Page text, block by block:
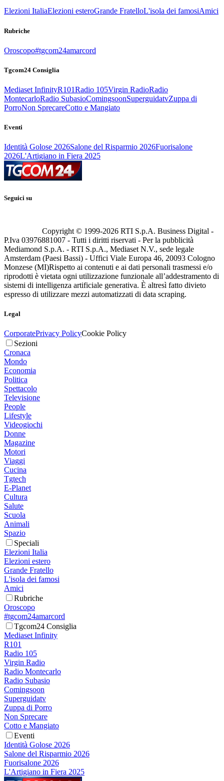
Elezioni ItaliaElezioni esteroGrande FratelloL'isola dei famosiAmici
Rubriche
Oroscopo#tgcom24amarcord
Tgcom24 Consiglia
Mediaset InfinityR101Radio 105Virgin RadioRadio
MontecarloRadio SubasioComingsoonSuperguidatvZuppa di
PorroNon SprecareCotto e Mangiato
Eventi
Identità Golose 2026Salone del Risparmio 2026Fuorisalone
2026L'Artigiano in Fiera 2025
Seguici su
Copyright © 1999-2026 RTI S.p.A. Business Digital -
P.Iva 03976881007 - Tutti i diritti riservati - Per la pubblicità
Mediamond S.p.A. - RTI S.p.A., Mediaset N.V., sede legale
Amsterdam (Paesi Bassi) - Uffici Viale Europa 46, 20093 Cologno
Monzese (MI)Rispetto ai contenuti e ai dati personali trasmessi e/o
riprodotti è vietata ogni utilizzazione funzionale all’addestramento di
sistemi di intelligenza artificiale generativa. È altresì fatto divieto
espresso di utilizzare mezzi automatizzati di data scraping.
Legal
CorporatePrivacy PolicyCookie Policy
Sezioni
Cronaca
Mondo
Economia
Politica
Spettacolo
Televisione
People
Lifestyle
Videogiochi
Donne
Magazine
Motori
Viaggi
Cucina
Tgtech
E-Planet
Cultura
Salute
Scuola
Animali
Spazio
Speciali
Elezioni Italia
Elezioni estero
Grande Fratello
L'isola dei famosi
Amici
Rubriche
Oroscopo
#tgcom24amarcord
Tgcom24 Consiglia
Mediaset Infinity
R101
Radio 105
Virgin Radio
Radio Montecarlo
Radio Subasio
Comingsoon
Superguidatv
Zuppa di Porro
Non Sprecare
Cotto e Mangiato
Eventi
Identità Golose 2026
Salone del Risparmio 2026
Fuorisalone 2026
L'Artigiano in Fiera 2025